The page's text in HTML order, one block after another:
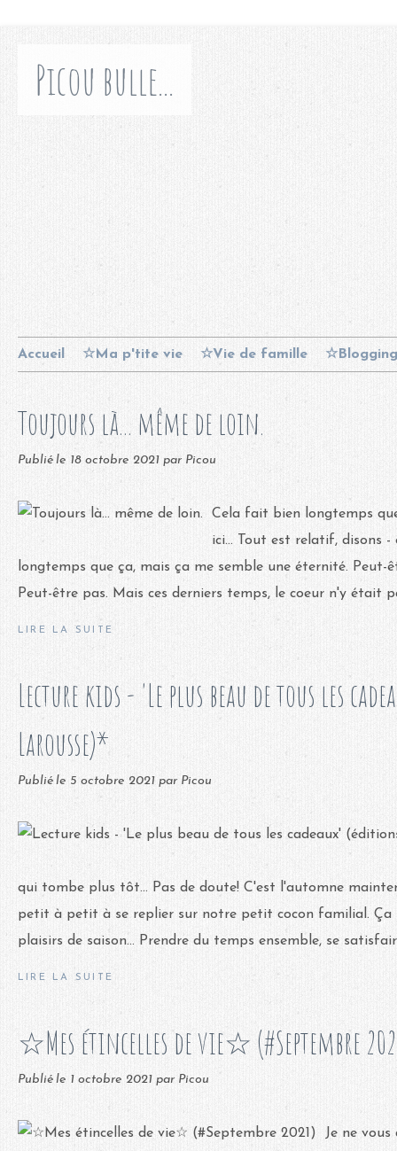
Picou bulle...
Accueil ☆Ma p'tite vie ☆Vie de famille ☆Blogging
Toujours là... même de loin.
Publié le 18 octobre 2021 par Picou
Cela fait bien longtemps
ici... Tout est relatif, disons
longtemps que ça, mais ça me semble une éternité. Peut-
Peut-être pas. Mais ces derniers temps, le coeur n'y était
LIRE LA SUITE
Lecture kids - 'Le plus beau de tous les
Larousse)*
Publié le 5 octobre 2021 par Picou
qui tombe plus tôt... Pas de doute! C'est l'automne
petit à petit à se replier sur notre petit cocon familial.
plaisirs de saison... Prendre du temps ensemble, se
LIRE LA SUITE
☆Mes étincelles de vie☆ (#Septembre
Publié le 1 octobre 2021 par Picou
Je ne